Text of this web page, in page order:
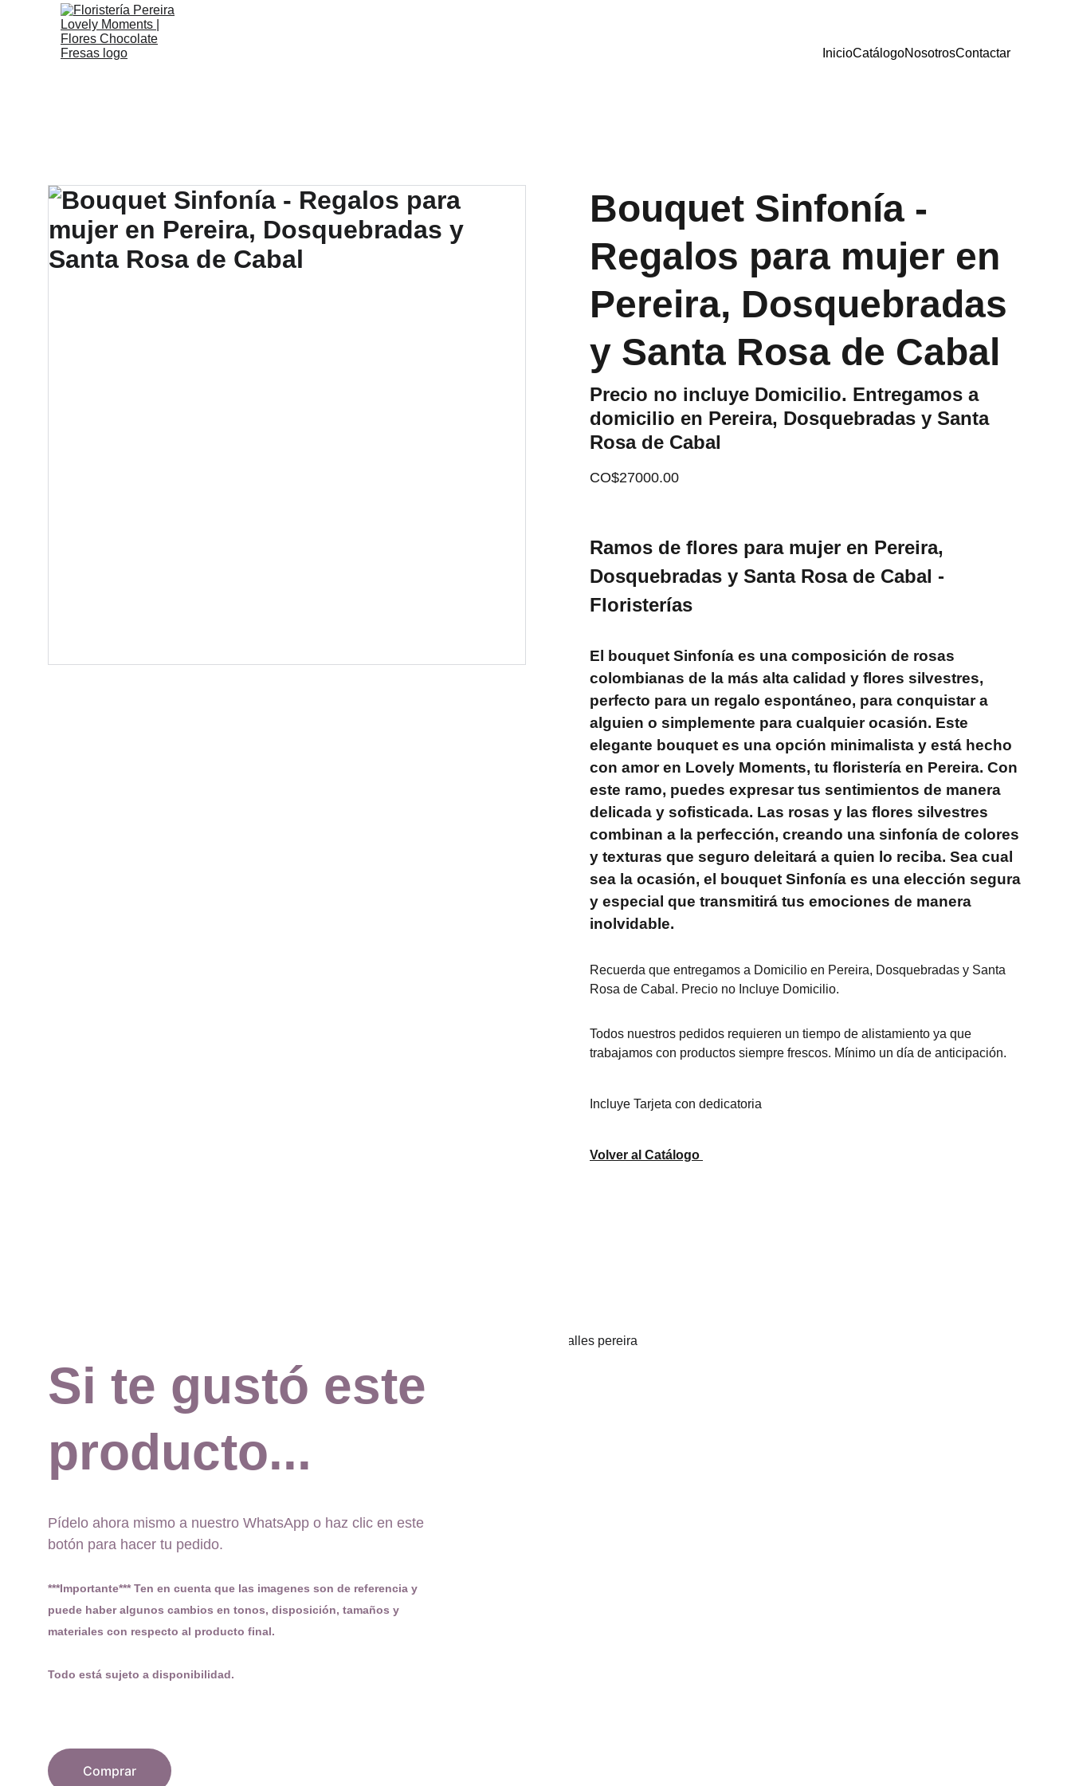
InicioCatálogoNosotrosContactar
Bouquet Sinfonía -
Regalos para mujer en
Pereira, Dosquebradas
y Santa Rosa de Cabal
Precio no incluye Domicilio. Entregamos a
domicilio en Pereira, Dosquebradas y Santa
Rosa de Cabal
CO$27000.00
Ramos de flores para mujer en Pereira,
Dosquebradas y Santa Rosa de Cabal -
Floristerías
El bouquet Sinfonía es una composición de rosas
colombianas de la más alta calidad y flores silvestres,
perfecto para un regalo espontáneo, para conquistar a
alguien o simplemente para cualquier ocasión. Este
elegante bouquet es una opción minimalista y está hecho
con amor en Lovely Moments, tu floristería en Pereira. Con
este ramo, puedes expresar tus sentimientos de manera
delicada y sofisticada. Las rosas y las flores silvestres
combinan a la perfección, creando una sinfonía de colores
y texturas que seguro deleitará a quien lo reciba. Sea cual
sea la ocasión, el bouquet Sinfonía es una elección segura
y especial que transmitirá tus emociones de manera
inolvidable.
Recuerda que entregamos a Domicilio en Pereira, Dosquebradas y Santa
Rosa de Cabal. Precio no Incluye Domicilio.
Todos nuestros pedidos requieren un tiempo de alistamiento ya que
trabajamos con productos siempre frescos. Mínimo un día de anticipación.
Incluye Tarjeta con dedicatoria
Volver al Catálogo
Si te gustó este
producto...
Pídelo ahora mismo a nuestro WhatsApp o haz clic en este
botón para hacer tu pedido.
***Importante*** Ten en cuenta que las imagenes son de referencia y
puede haber algunos cambios en tonos, disposición, tamaños y
materiales con respecto al producto final.
Todo está sujeto a disponibilidad.
Comprar